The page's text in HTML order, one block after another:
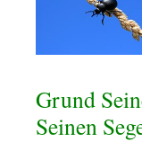
Grund
Seinen